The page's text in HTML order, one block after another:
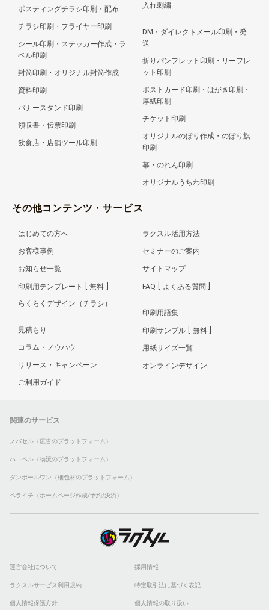
ポスティングチラシ印刷・配布
チラシ印刷・フライヤー印刷
シール印刷・ステッカー作成・ラ
ベル印刷
封筒印刷・オリジナル封筒作成
資料印刷
バナースタンド印刷
領収書・伝票印刷
飲食店・店舗ツール印刷
入れ刺繍
DM・ダイレクトメール印刷・発
送
折りパンフレット印刷・リーフレ
ット印刷
ポストカード印刷・はがき印刷・
厚紙印刷
チケット印刷
オリジナルのぼり作成・のぼり旗
印刷
幕・のれん印刷
オリジナルうちわ印刷
その他コンテンツ・サービス
はじめての方へ
お客様事例
お知らせ一覧
印刷用テンプレート 無料
らくらくデザイン（チラシ）
見積もり
コラム・ノウハウ
リリース・キャンペーン
ご利用ガイド
ラクスル活用方法
セミナーのご案内
サイトマップ
FAQ よくある質問
印刷用語集
印刷サンプル 無料
用紙サイズ一覧
オンラインデザイン
関連のサービス
ノバセル（広告のプラットフォーム）
ハコベル（物流のプラットフォーム）
ダンボールワン（梱包材のプラットフォーム）
ペライチ（ホームページ作成/予約/決済）
運営会社について 採用情報
ラクスルサービス利用規約 特定取引法に基づく表記
個人情報保護方針 個人情報の取り扱い